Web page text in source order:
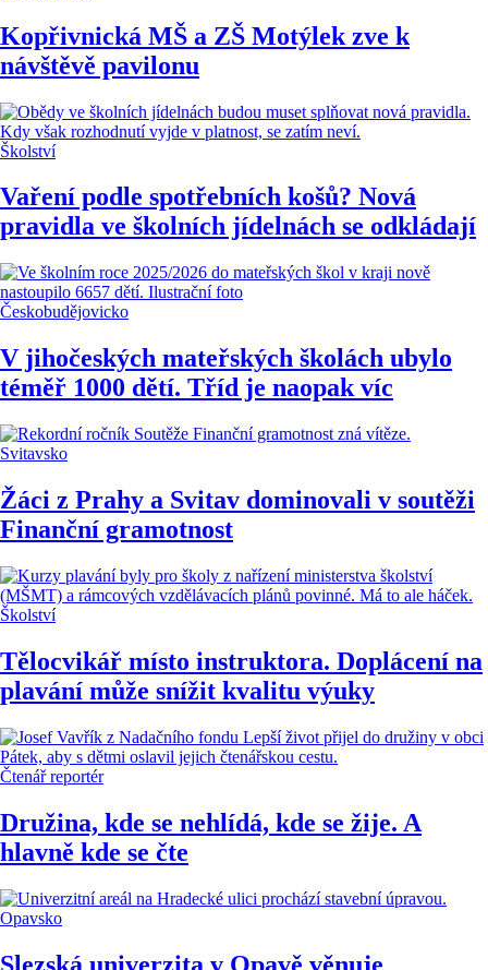
Kopřivnická MŠ a ZŠ Motýlek zve k
návštěvě pavilonu
Školství
Vaření podle spotřebních košů? Nová
pravidla ve školních jídelnách se odkládají
Českobudějovicko
V jihočeských mateřských školách ubylo
téměř 1000 dětí. Tříd je naopak víc
Svitavsko
Žáci z Prahy a Svitav dominovali v soutěži
Finanční gramotnost
Školství
Tělocvikář místo instruktora. Doplácení na
plavání může snížit kvalitu výuky
Čtenář reportér
Družina, kde se nehlídá, kde se žije. A
hlavně kde se čte
Opavsko
Slezská univerzita v Opavě věnuje